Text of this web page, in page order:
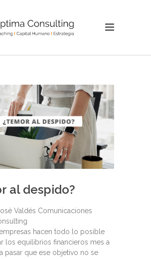
al despido?
Valdés Comunicaciones
hacen todo lo posible
los equilibrios financieros mes a
pasar que ese objetivo no se